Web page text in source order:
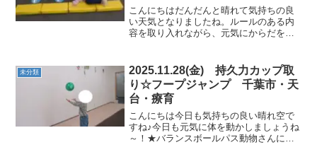
こんにちはだんだんと晴れて気持ちの良
い天気となりましたね。ルールのある内
容を取り入れながら、元気にからだを動
み、カードをめくって行きます。 ★ジ
グザグ進みコーンの位...
未分類
2025.11.28(金) 持久力カップ取
り☆フープジャンプ 千葉市・天
台・療育
こんにちは今日も気持ちの良い晴れ空で
すね♪今日も元気に体を動かしましょうね
～！★バランスボールパス動物さんに向